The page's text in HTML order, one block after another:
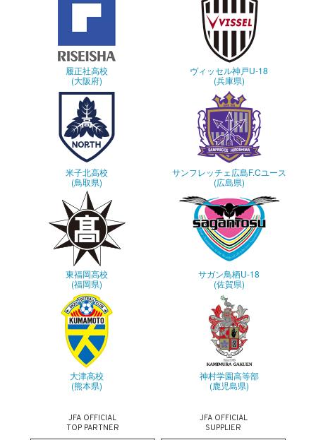
履正社高校
(大阪府)
ヴィッセル神戸U-18
(兵庫県)
米子北高校
(鳥取県)
サンフレッチェ広島F.Cユース
(広島県)
東福岡高校
(福岡県)
サガン鳥栖U-18
(佐賀県)
大津高校
(熊本県)
神村学園高等部
(鹿児島県)
JFA OFFICIAL
TOP PARTNER
JFA OFFICIAL
SUPPLIER